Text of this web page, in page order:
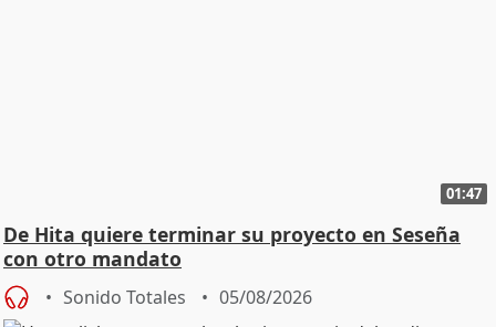
01:47
De Hita quiere terminar su proyecto en Seseña
con otro mandato
Sonido Totales 05/08/2026